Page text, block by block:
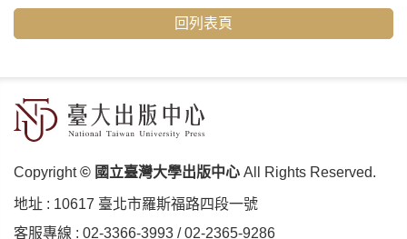
回列表頁
Copyright© 國立臺灣大學出版中心 All Rights Reserved.
地址 : 10617 臺北市羅斯福路四段⼀號
客服專線 : 02-3366-3993 /02-2365-9286